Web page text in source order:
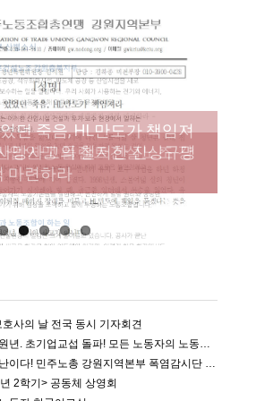
던 죽음, HL만도가 책임져
망사고의 철저한 진상규명
마련하라
업연맹 플랜트건설노조 강
천] 폭염감시단 사업 이모저
서비스연맹 전국학교비정
지부 김유미 춘천지회장
노동자 합창단 모임
사의 날 전국 동시 기자회견
섭 돌파! 모든 노동자의 노동기본권 쟁취! 민주노총 7.15 총파업대회
! 민주노총 강원지역본부 폭염감시단 선포 기자회견
2학기> 공동체 상영회